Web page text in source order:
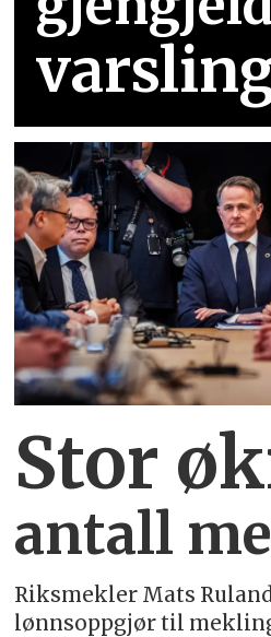
Stor
antall
Riksmekler Mats
lønnsoppgjør til